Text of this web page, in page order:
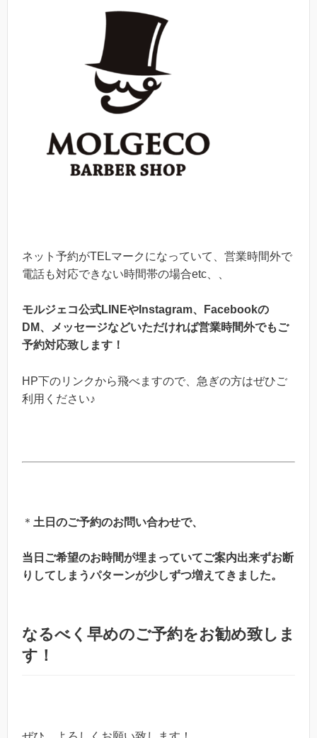
ネット予約がTELマークになっていて、営業時間外で
電話も対応できない時間帯の場合etc
モルジェコ公式LINEや Instagram、 Facebookの
DM、メッセージなどいただければ営業時間外でもご
予約対応致します！
HP下のリンクから飛べますので、急ぎの方はぜひご
利用ください♪
＊ 土日のご予約のお問い合わせで、
当日ご希望のお時間が埋まっていてご案内出来ずお断
りしてしまうパターンが少しずつ増えてきました。
なるべく早めのご予約をお勧め致しま
す！